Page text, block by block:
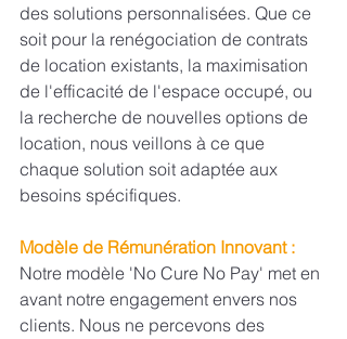
des solutions personnalisées. Que ce
soit pour la renégociation de contrats
de location existants, la maximisation
de l'efficacité de l'espace occupé, ou
la recherche de nouvelles options de
location, nous veillons à ce que
chaque solution soit adaptée aux
besoins spécifiques.
Modèle de Rémunération Innovant :
Notre modèle 'No Cure No Pay' met en
avant notre engagement envers nos
clients. Nous ne percevons des